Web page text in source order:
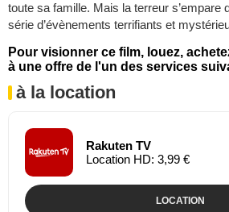
toute sa famille. Mais la terreur s’empare
série d’évènements terrifiants et
Pour visionner ce film, louez,
à une offre de l'un des services
à la location
Rakuten TV
Location HD: 3,99 €
LOCATION